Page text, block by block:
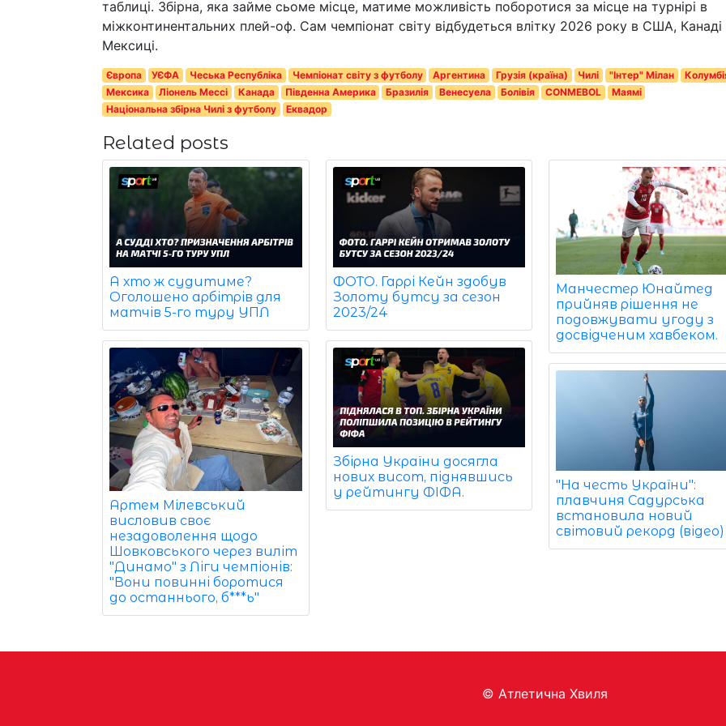
таблиці. Збірна, яка займе сьоме місце, матиме можливість поборотися за місце на турнірі в
міжконтинентальних плей-оф. Сам чемпіонат світу відбудеться влітку 2026 року в США, Канаді
Мексиці.
Європа УЄФА Чеська Республіка Чемпіонат світу з футболу Аргентина Грузія (країна) Чилі "Інтер" Мілан
Мексика
Ліонель Мессі Канада Південна Америка Бразилія Венесуела Болівія CONMEBOL
Маямі
Національна збірна Чилі з футболу
Еквадор
Related posts
А хто ж судитиме?
Оголошено арбітрів для
матчів 5-го туру УПЛ
Артем Мілевський
висловив своє
незадоволення щодо
Шовковського через виліт
"Динамо" з Ліги чемпіонів:
"Вони повинні боротися
до останнього, б***ь"
ФОТО. Гаррі Кейн здобув
Золоту бутсу за сезон
2023/24
Збірна України досягла
нових висот, піднявшись
у рейтингу ФІФА.
Манчестер Юнайтед
прийняв рішення не
подовжувати угоду з
досвідченим хавбеком.
"На честь України":
плавчиня Садурська
встановила новий
світовий рекорд (відео)
© Aтлетична Хвиля